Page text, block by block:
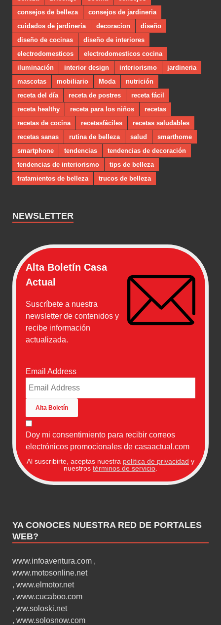
consejos de belleza
consejos de jardineria
cuidados de jardineria
decoracion
diseño
diseño de cocinas
diseño de interiores
electrodomesticos
electrodomesticos cocina
iluminación
interior design interiorismo
jardineria
mascotas
mobiliario Moda
nutrición
receta del día
receta de postres
receta fácil
receta healthy
receta para los niños
recetas
recetas de cocina
recetasfáciles
recetas saludables
recetas sanas
rutina de belleza salud
smarthome
smartphone
tendencias
tendencias de decoración
tendencias de interiorismo
tips de belleza
tratamientos de belleza
trucos de belleza
NEWSLETTER
Alta Boletín Casa
Actual
Suscríbete a nuestra
newsletter de contenidos y
recibe información
actualizada.
Email Address
Doy mi consentimiento para recibir correos
electrónicos promocionales de casaactual.com
Al suscribirte, aceptas nuestra política de privacidad y
nuestros términos de servicio
YA CONOCES NUESTRA RED DE PORTALES
WEB?
www.infoaventura.com ,
www.motosonline.net
, www.elmotor.net
, www.cucaboo.com
, ww.soloski.net
, www.solosnow.com